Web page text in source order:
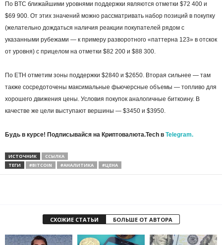
По BTC ближайшими уровнями поддержки являются отметки $72 400 и
$69 900. От этих значений можно рассматривать набор позиций в покупку
(желательно дождаться наличия реакции покупателей рядом с
указанными рубежами — к примеру разворотного «паттерна 123» в отскок
от уровня) с прицелом на отметки $82 200 и $88 300.
По ETH отметим зоны поддержки $2840 и $2650. Вторая сильнее — там
также сосредоточены максимальные фьючерсные объемы — топливо для
хорошего движения цены. Условия покупок аналогичные биткоину. В
качестве же цели выступают вершины — $3450 и $3950.
Будь в курсе! Подписывайся на Криптовалюта.Tech в Telegram.
ИСТОЧНИК
ССЫЛКА
ТЕГИ
#BITCOIN #АНАЛИТИКА #ЦЕНА
СХОЖИЕ СТАТЬИ БОЛЬШЕ ОТ АВТОРА